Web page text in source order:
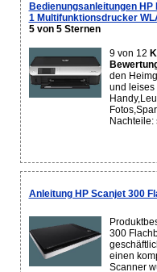
Bedienungsanleitungen
1 Multifunktionsdrucker
5 von 5 Sternen
9 von 12
den
und leises
Nachteile:
Anleitung HP Scanjet 300
300
einen
Scanner